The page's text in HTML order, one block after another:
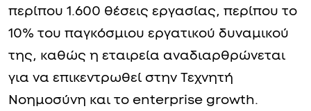
περίπου 1.600 θέσεις εργασίας, περίπου το
10% του παγκόσμιου εργατικού δυναμικού
της, καθώς η εταιρεία αναδιαρθρώνεται
για να επικεντρωθεί στην Τεχνητή
Νοημοσύνη και το enterprise growth.